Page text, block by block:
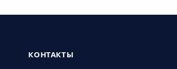
КОНТАКТЫ